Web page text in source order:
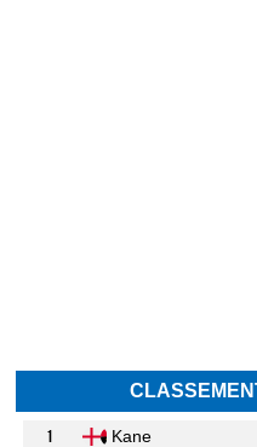
1 Kane